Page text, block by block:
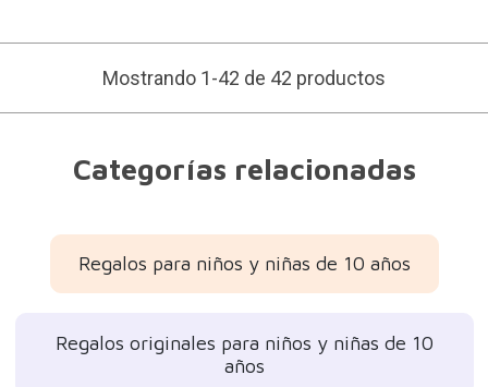
Mostrando 1-42 de 42 productos
Categorías relacionadas
Regalos para niños y niñas de 10 años
Regalos originales para niños y niñas de 10
años